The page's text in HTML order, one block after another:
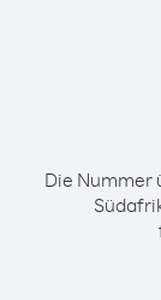
Die Nummer